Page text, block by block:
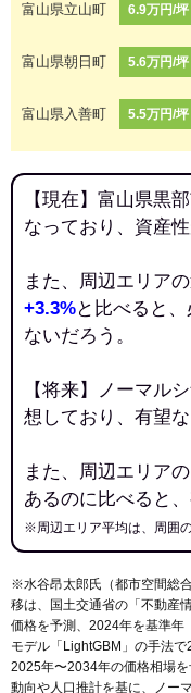
富山県立山町 6.9万円/坪
富山県朝日町 5.6万円/坪
富山県入善町 5.5万円/坪
【現在】富山県黒
なっており、資産
また、周辺エリア
+3.3%と比べると
ないだろう。
【将来】ノーマル
想しており、有望
また、周辺エリア
あるのに比べると
※周辺エリア平均は、周囲
※水谷昂太郎氏（都市空間総
移は、国土交通省の「 不動産
価格を予測、2024年を基準年
モデル「LightGBM」の手法
2025年〜2034年の価格相場
動向や人口推計を基に、ノー